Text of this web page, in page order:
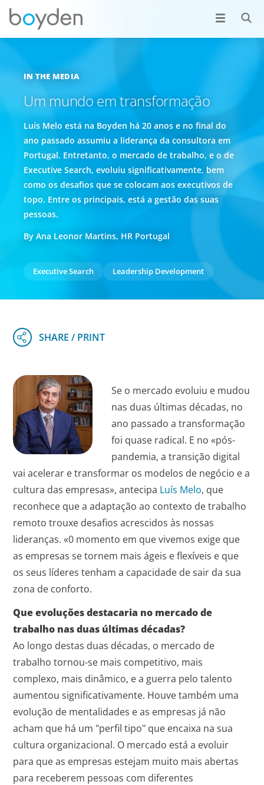
IN THE MEDIA
Um mundo em transformação
Luís Melo está na Boyden há 20 anos e no final do
ano passado assumiu a liderança da consultora em
Portugal. Entretanto, o mercado de trabalho, e o de
Executive Search, evoluiu significativamente, bem
como os desafios que se colocam aos executivos de
topo. Entre os principais, está a gestão das suas
pessoas.
By Ana Leonor Martins, HR Portugal
Executive Search Leadership Development
Se o mercado evoluiu e mudou
nas duas últimas décadas, no
ano passado a transformação
foi quase radical. E no «pós-
pandemia, a transição digital
vai acelerar e transformar os modelos de negócio e a
cultura das empresas», antecipa Luís Melo, que
reconhece que a adaptação ao contexto de trabalho
remoto trouxe desafios acrescidos às nossas
lideranças. «0 momento em que vivemos exige que
as empresas se tornem mais ágeis e flexíveis e que
os seus líderes tenham a capacidade de sair da sua
zona de conforto.
Que evoluções destacaria no mercado de
trabalho nas duas últimas décadas?
Ao longo destas duas décadas, o mercado de
trabalho tornou-se mais competitivo, mais
complexo, mais dinâmico, e a guerra pelo talento
aumentou significativamente. Houve também uma
evolução de mentalidades e as empresas já não
acham que há um "perfil tipo" que encaixa na sua
cultura organizacional. O mercado está a evoluir
para que as empresas estejam muito mais abertas
para receberem pessoas com diferentes